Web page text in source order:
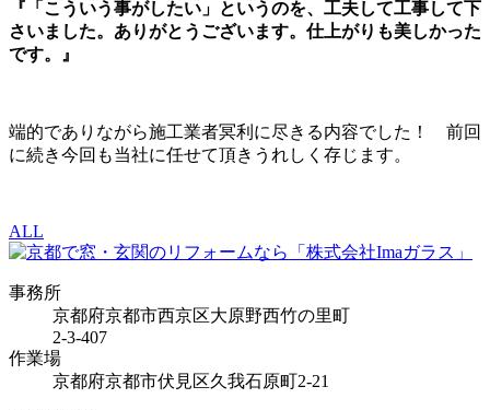
『「こういう事がしたい」というのを、工夫して工事して下
さいました。ありがとうございます。仕上がりも美しかった
です。』
端的でありながら施工業者冥利に尽きる内容でした！ 前回
に続き今回も当社に任せて頂きうれしく存じます。
ALL
事務所
京都府京都市西京区大原野西竹の里町
2-3-407
作業場
京都府京都市伏見区久我石原町2-21